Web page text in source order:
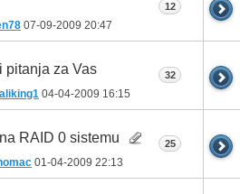
07-09-2009 20:47
12
pitanja za Vas
04-04-2009 16:15
32
RAID 0 sistemu
01-04-2009 22:13
25